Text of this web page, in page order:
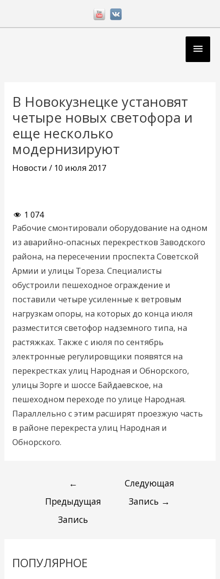
В Новокузнецке установят
четыре новых светофора и
еще несколько
модернизируют
Новости / 10 июля 2017
1 074
Рабочие смонтировали оборудование на одном
из аварийно-опасных перекрестков Заводского
района, на пересечении проспекта Советской
Армии и улицы Тореза. Специалисты
обустроили пешеходное ограждение и
поставили четыре усиленные к ветровым
нагрузкам опоры, на которых до конца июля
разместится светофор надземного типа, на
растяжках. Также с июля по сентябрь
электронные регулировщики появятся на
перекрестках улиц Народная и Обнорского,
улицы Зорге и шоссе Байдаевское, на
пешеходном переходе по улице Народная.
Параллельно с этим расширят проезжую часть
в районе перекреста улиц Народная и
Обнорского.
записям
←
Предыдущая
Запись
Следующая
Запись →
ПОПУЛЯРНОЕ